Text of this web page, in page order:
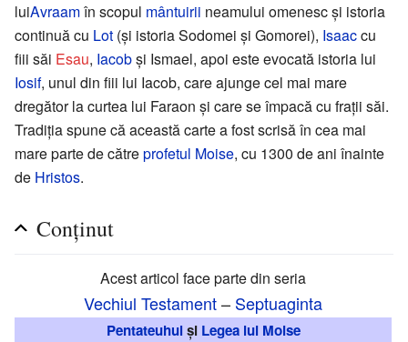
luiAvraamîn scopul mântuirii neamului omenesc şi istoria
continuă cu Lot (şi istoria Sodomei şi Gomorei), Isaaccu
fiii săi Esau, Iacobşi Ismael, apoi este evocată istoria lui
Iosif, unul din fiii lui Iacob, care ajunge cel mai mare
dregător la curtea lui Faraon şi care se împacă cu fraţii săi.
Tradiţia spune că această carte a fost scrisă în cea mai
mare parte de cătreprofetul Moise, cu 1300 de ani înainte
de Hristos.
Conţinut
Acest articol face parte din seria
Vechiul Testament– Septuaginta
Pentateuhulși Legea lui Moise